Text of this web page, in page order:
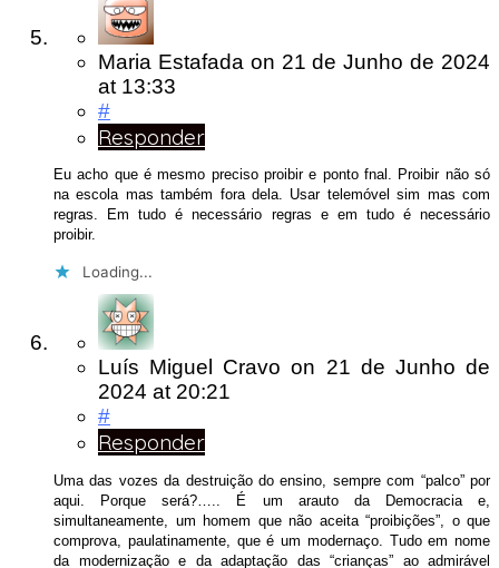
Maria Estafada on 21 de Junho de 2024
at 13:33
#
Responder
Eu acho que é mesmo preciso proibir e ponto fnal. Proibir não só
na escola mas também fora dela. Usar telemóvel sim mas com
regras. Em tudo é necessário regras e em tudo é necessário
proibir.
Loading...
Luís Miguel Cravo on 21 de Junho de
2024 at 20:21
#
Responder
Uma das vozes da destruição do ensino, sempre com “palco” por
aqui. Porque será?….. É um arauto da Democracia e,
simultaneamente, um homem que não aceita “proibições”, o que
comprova, paulatinamente, que é um modernaço. Tudo em nome
da modernização e da adaptação das “crianças” ao admirável